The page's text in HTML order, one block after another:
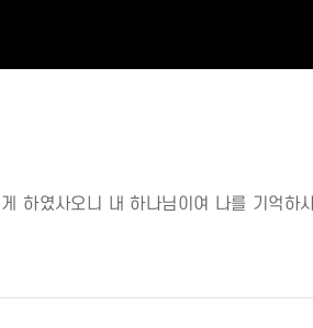
하였사오니 내 하나님이여 나를 기억하